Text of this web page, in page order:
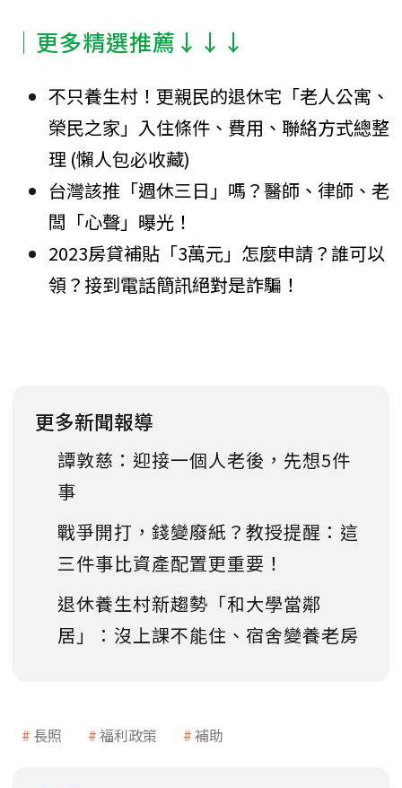
│更多精選推薦↓↓↓
不只養生村！更親民的退休宅「老人公寓、
榮民之家」入住條件、費用、聯絡方式總整
理 (懶人包必收藏)
台灣該推「週休三日」嗎？醫師、律師、老
闆「心聲」曝光！
2023房貸補貼「3萬元」怎麼申請？誰可以
領？接到電話簡訊絕對是詐騙！
更多新聞報導
譚敦慈：迎接一個人老後，先想5件
事
戰爭開打，錢變廢紙？教授提醒：這
三件事比資產配置更重要！
退休養生村新趨勢「和大學當鄰
居」：沒上課不能住、宿舍變養老房
長照 福利政策 補助